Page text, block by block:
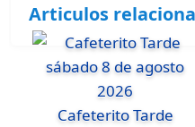
Articulos
Cafeterito Tarde